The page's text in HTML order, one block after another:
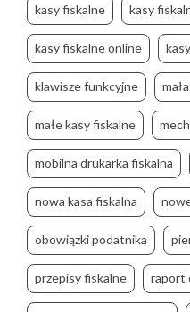
kasy fiskalne kasy
kasy fiskalne online
klawisze funkcyjne
małe kasy fiskalne
mobilna drukarka fiskalna
nowa kasa fiskalna
obowiązki podatnika
przepisy fiskalne raport